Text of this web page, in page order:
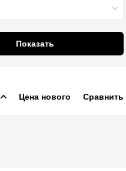
Показать
Цена нового Сравнить